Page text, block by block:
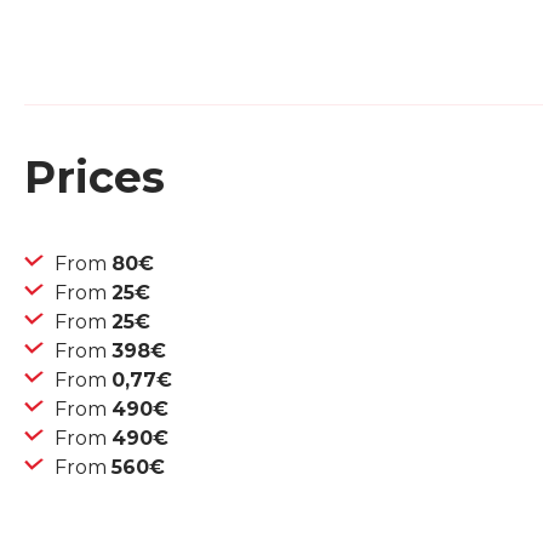
Prices
From 80€
From 25€
From 25€
From 398€
From 0,77€
From 490€
From 490€
From560€